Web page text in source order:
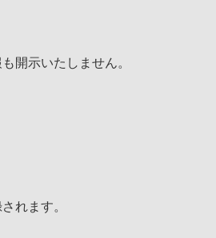
開示いたしません。
れます。